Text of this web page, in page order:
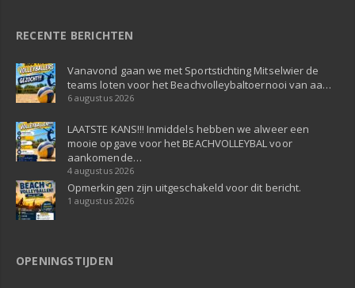
RECENTE BERICHTEN
Vanavond gaan we met Sportstichting Mitselwier de
teams loten voor het Beachvolleybaltoernooi van aa…
6 augustus 2026
LAATSTE KANS!!! Inmiddels hebben we alweer een
mooie opgave voor het BEACHVOLLEYBAL voor
aankomende…
4 augustus 2026
Opmerkingen zijn uitgeschakeld voor dit bericht.
1 augustus 2026
OPENINGSTIJDEN